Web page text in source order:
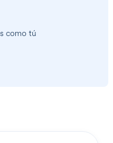
como tú